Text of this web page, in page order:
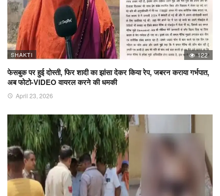
SHAKTI 122
फेसबुक पर हुई दोस्ती, फिर शादी का झांसा देकर किया रेप, जबरन कराया गर्भपात,
अब फोटो-VIDEO वायरल करने की धमकी
April 23, 2026